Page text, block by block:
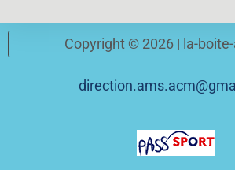
Copyright © 2026 | la-